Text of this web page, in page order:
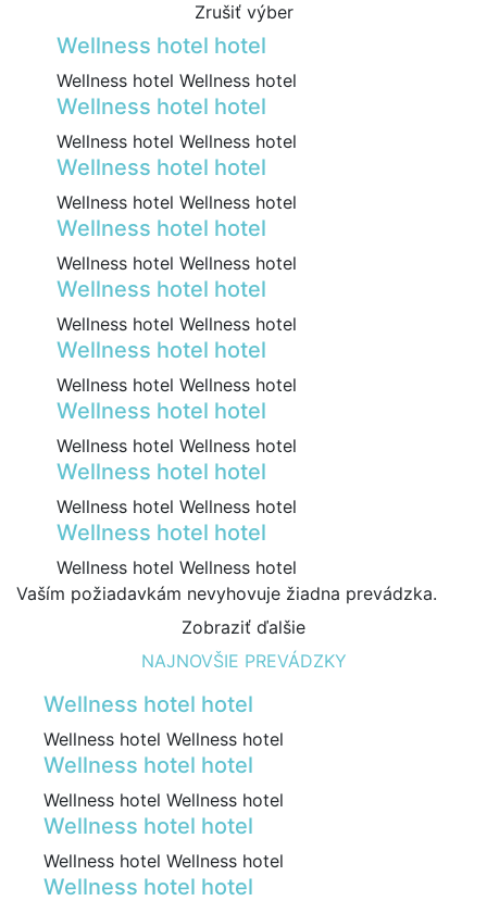
Zrušiť výber
Wellness hotel hotel
Wellness hotel Wellness hotel
Wellness hotel hotel
Wellness hotel Wellness hotel
Wellness hotel hotel
Wellness hotel Wellness hotel
Wellness hotel hotel
Wellness hotel Wellness hotel
Wellness hotel hotel
Wellness hotel Wellness hotel
Wellness hotel hotel
Wellness hotel Wellness hotel
Wellness hotel hotel
Wellness hotel Wellness hotel
Wellness hotel hotel
Wellness hotel Wellness hotel
Wellness hotel hotel
Wellness hotel Wellness hotel
Vaším požiadavkám nevyhovuje žiadna prevádzka.
Zobraziť ďalšie
NAJNOVŠIE PREVÁDZKY
Wellness hotel hotel
Wellness hotel Wellness hotel
Wellness hotel hotel
Wellness hotel Wellness hotel
Wellness hotel hotel
Wellness hotel Wellness hotel
Wellness hotel hotel